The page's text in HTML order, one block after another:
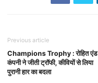
Previous article
Champions Trophy : रोहित एंड
कंपनी ने जीती ट्रॉफी, कीवियों से लिया
पुरानी हार का बदला